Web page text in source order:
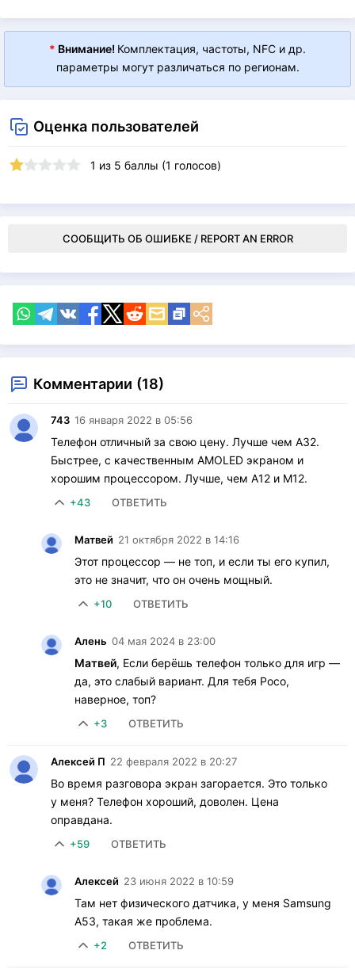
* Внимание! Комплектация, частоты, NFC и др.
параметры могут различаться по регионам.
Оценка пользователей
1 из 5 баллы (1 голосов)
СООБЩИТЬ ОБ ОШИБКЕ / REPORT AN ERROR
Комментарии (18)
743 16 января 2022 в 05:56
Телефон отличный за свою цену. Лучше чем A32.
Быстрее, с качественным AMOLED экраном и
хорошим процессором. Лучше, чем A12 и M12.
+43 ОТВЕТИТЬ
Матвей 21 октября 2022 в 14:16
Этот процессор — не топ, и если ты его купил,
это не значит, что он очень мощный.
+10 ОТВЕТИТЬ
Алень 04 мая 2024 в 23:00
Матвей, Если берёшь телефон только для игр —
да, это слабый вариант. Для тебя Poco,
наверное, топ?
+3 ОТВЕТИТЬ
Алексей П 22 февраля 2022 в 20:27
Во время разговора экран загорается. Это только
у меня? Телефон хороший, доволен. Цена
оправдана.
+59 ОТВЕТИТЬ
Алексей 23 июня 2022 в 10:59
Там нет физического датчика, у меня Samsung
A53, такая же проблема.
+2 ОТВЕТИТЬ